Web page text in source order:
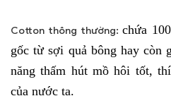
Cotton thông thường: chứa
gốc từ sợi quả bông hay còn
năng thấm hút mồ hôi tốt,
của nước ta.